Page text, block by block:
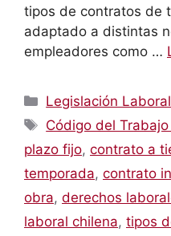
tipos de contratos de
adaptado a distintas
empleadores como …
Categorías
Legislación Laboral
Etiquetas
Código del
plazo fijo, contrato a
temporada, contrato
obra, derechos
laboral chilena, tipos